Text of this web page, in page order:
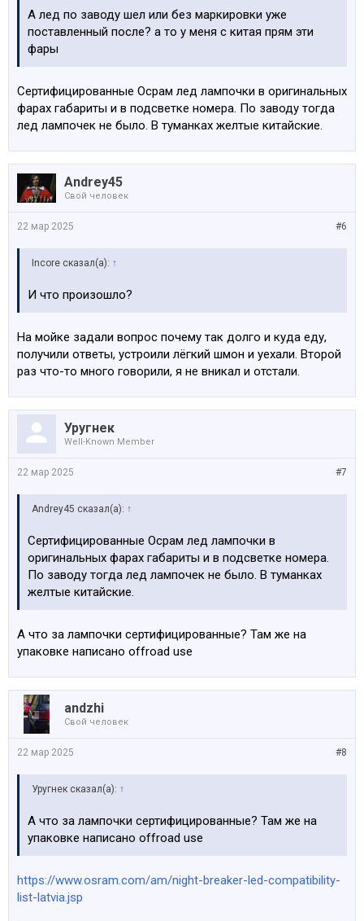
А лед по заводу шел или без маркировки уже
поставленный после? а то у меня с китая прям эти
фары
Сертифицированные Осрам лед лампочки в оригинальных
фарах габариты и в подсветке номера. По заводу тогда
лед лампочек не было. В туманках желтые китайские.
Andrey45
Свой человек
#6
22 мар 2025
Incore сказал(а): ↑
И что произошло?
На мойке задали вопрос почему так долго и куда еду,
получили ответы, устроили лёгкий шмон и уехали. Второй
раз что-то много говорили, я не вникал и отстали.
Уругнек
Well-Known Member
#7
22 мар 2025
Andrey45 сказал(а): ↑
Сертифицированные Осрам лед лампочки в
оригинальных фарах габариты и в подсветке номера.
По заводу тогда лед лампочек не было. В туманках
желтые китайские.
А что за лампочки сертифицированные? Там же на
упаковке написано offroad use
аndzhi
Свой человек
#8
22 мар 2025
Уругнек сказал(а): ↑
А что за лампочки сертифицированные? Там же на
упаковке написано offroad use
https://www.osram.com/am/night-breaker-led-compatibility-
list-latvia.jsp